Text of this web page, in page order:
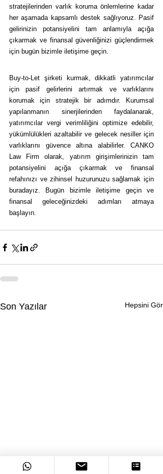
stratejilerinden varlık koruma önlemlerine kadar
her aşamada kapsamlı destek sağlıyoruz. Pasif
gelirinizin potansiyelini tam anlamıyla açığa
çıkarmak ve finansal güvenliğinizi güçlendirmek
için bugün bizimle iletişime geçin.
Buy-to-Let şirketi kurmak, dikkatli yatırımcılar
için pasif gelirlerini artırmak ve varlıklarını
korumak için stratejik bir adımdır. Kurumsal
yapılanmanın sinerjilerinden faydalanarak,
yatırımcılar vergi verimliliğini optimize edebilir,
yükümlülükleri azaltabilir ve gelecek nesiller için
varlıklarını güvence altına alabilirler. CANKO
Law Firm olarak, yatırım girişimlerinizin tam
potansiyelini açığa çıkarmak ve finansal
refahınızı ve zihinsel huzurunuzu sağlamak için
buradayız. Bugün bizimle iletişime geçin ve
finansal geleceğinizdeki adımları atmaya
başlayın.
Son Yazılar Hepsini Gör